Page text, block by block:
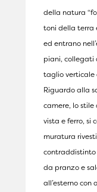
della natura
toni della terra
ed entrano
piani, collegati
taglio verticale
Riguardo alla
camere, lo
vista e ferro, si
muratura
contraddistinto
da pranzo e
all’esterno con